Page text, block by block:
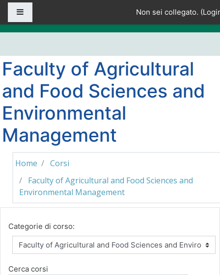
Vai al contenuto principale
Non sei collegato. (
Faculty of Agricultural
and Food Sciences and
Environmental
Management
Home
Corsi
Faculty of Agricultural and Food Sciences and
Environmental Management
Categorie di corso:
Cerca corsi